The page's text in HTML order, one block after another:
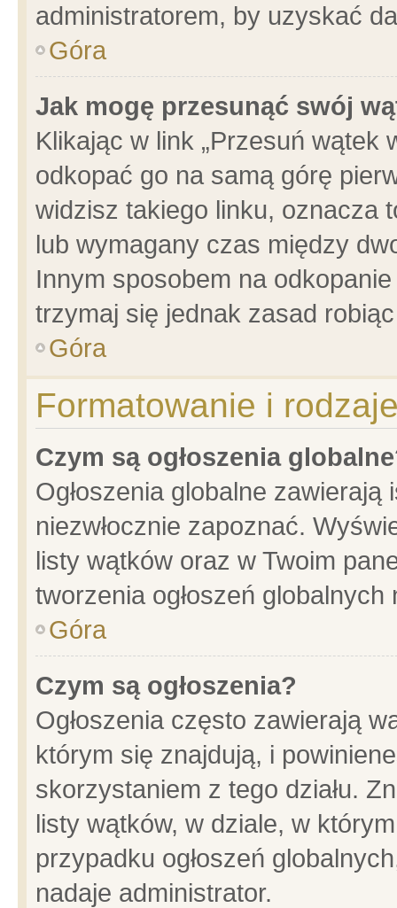
administratorem, by uzyskać
Góra
Jak mogę przesunąć swój
Klikając w link „Przesuń wątek
odkopać go na samą górę
widzisz takiego linku, oznacza
lub wymagany czas między
Innym sposobem na
trzymaj się jednak zasad
Góra
Formatowanie i
Czym są ogłoszenia
Ogłoszenia globalne
niezwłocznie zapoznać.
listy wątków oraz w Twoim
tworzenia ogłoszeń
Góra
Czym są ogłoszenia?
Ogłoszenia często zawierają
którym się znajdują, i
skorzystaniem z tego działu.
listy wątków, w dziale, w
przypadku ogłoszeń
nadaje administrator.